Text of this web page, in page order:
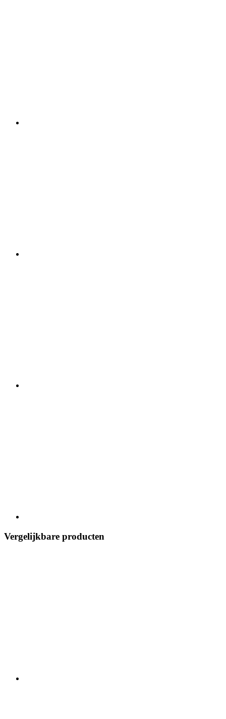
Vergelijkbare producten